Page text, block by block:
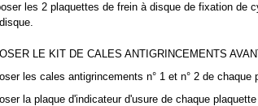
les 2 plaquettes de frein à disque de fixation de
LE KIT DE CALES ANTIGRINCEMENTS
les cales antigrincements n° 1 et n° 2 de chaque
la plaque d'indicateur d'usure de chaque